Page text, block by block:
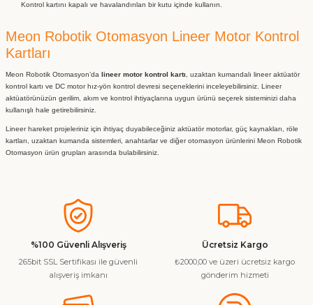
Kontrol kartını kapalı ve havalandırılan bir kutu içinde kullanın.
Meon Robotik Otomasyon Lineer Motor Kontrol
Kartları
Meon Robotik Otomasyon’da lineer motor kontrol kartı , uzaktan kumandalı lineer aktüatör
kontrol kartı ve DC motor hız-yön kontrol devresi seçeneklerini inceleyebilirsiniz. Lineer
aktüatörünüzün gerilim, akım ve kontrol ihtiyaçlarına uygun ürünü seçerek sisteminizi daha
kullanışlı hale getirebilirsiniz.
Lineer hareket projeleriniz için ihtiyaç duyabileceğiniz aktüatör motorlar, güç kaynakları, röle
kartları, uzaktan kumanda sistemleri, anahtarlar ve diğer otomasyon ürünlerini Meon Robotik
Otomasyon ürün grupları arasında bulabilirsiniz.
%100 Güvenli Alışveriş
265bit SSL Sertifikası ile güvenli
alışveriş imkanı
Ücretsiz Kargo
₺2000,00 ve üzeri ücretsiz kargo
gönderim hizmeti